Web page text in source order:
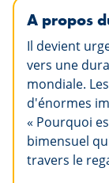
A propos
Il devient
vers une
mondiale.
d'énormes
« Pourquoi
bimensuel
travers le